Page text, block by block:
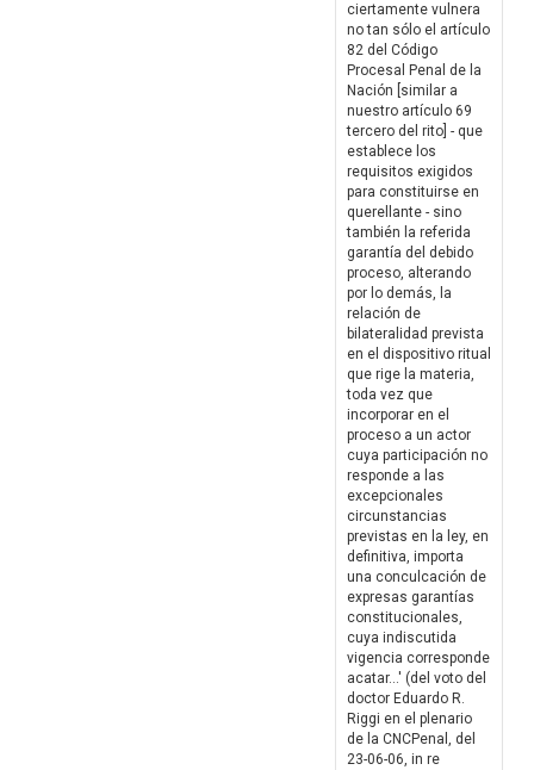
ciertamente vulnera
no tan sólo el artículo
82 del Código
Procesal Penal de la
Nación [similar a
nuestro artículo 69
tercero del rito] - que
establece los
requisitos exigidos
para constituirse en
querellante - sino
también la referida
garantía del debido
proceso, alterando
por lo demás, la
relación de
bilateralidad prevista
en el dispositivo ritual
que rige la materia,
toda vez que
incorporar en el
proceso a un actor
cuya participación no
responde a las
excepcionales
circunstancias
previstas en la ley, en
definitiva, importa
una conculcación de
expresas garantías
constitucionales,
cuya indiscutida
vigencia corresponde
acatar...' (del voto del
doctor Eduardo R.
Riggi en el plenario
de la CNCPenal, del
23-06-06, in re